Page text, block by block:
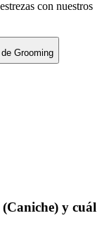
con nuestros
Grooming
y cuál